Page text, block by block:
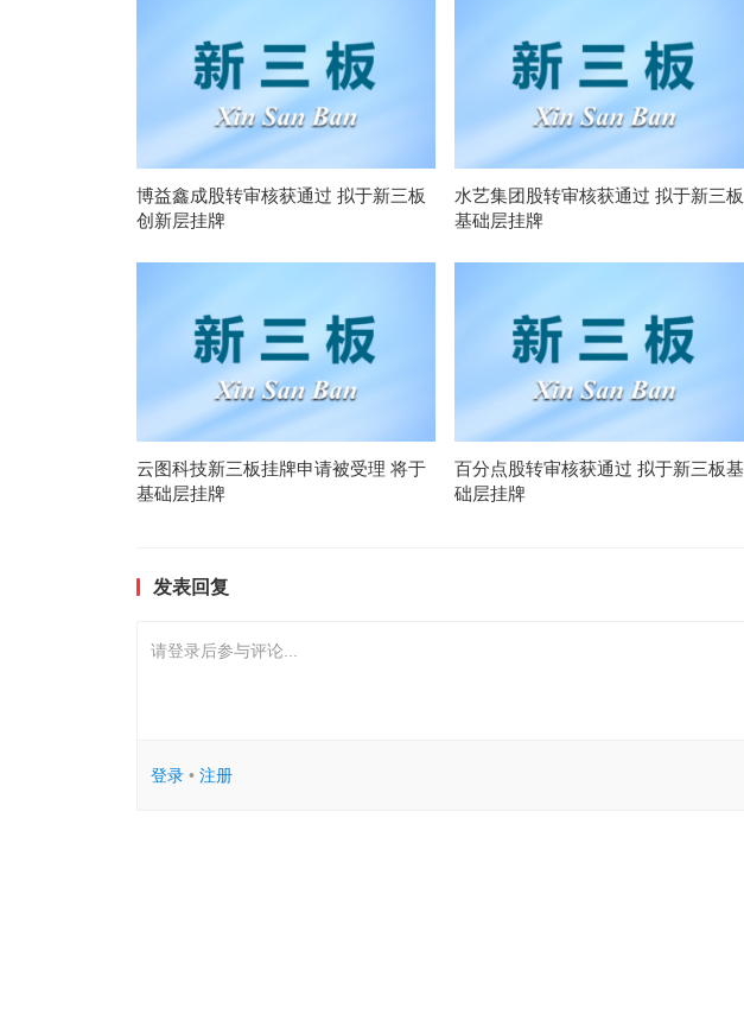
博益鑫成股转审核获通过 拟于新三板
创新层挂牌
水艺集团股转审核获通过 拟于新三板
基础层挂牌
云图科技新三板挂牌申请被受理 将于
基础层挂牌
百分点股转审核获通过 拟于新三板基
础层挂牌
发表回复
请登录后参与评论...
登录• 注册